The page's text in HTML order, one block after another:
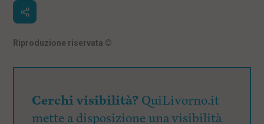
Riproduzione riservata ©
Cerchi visibilità? QuiLivorno.it
mette a disposizione una visibilità